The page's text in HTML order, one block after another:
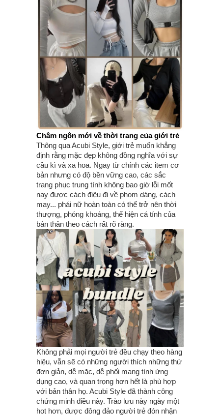
Châm ngôn mới về thời trang của giới trẻ
Thông qua Acubi Style, giới trẻ muốn khẳng
định rằng mặc đẹp không đồng nghĩa với sự
cầu kì và xa hoa. Ngay từ chính các item cơ
bản nhưng có độ bền vững cao, các sắc
trang phục trung tính không bao giờ lỗi mốt
nay được cách điệu đi về phom dáng, cách
may... phái nữ hoàn toàn có thể trở nên thời
thượng, phóng khoáng, thể hiện cá tính của
bản thân theo cách rất rõ ràng.
Không phải mọi người trẻ đều chạy theo hàng
hiệu, vẫn sẽ có những người thích những thứ
đơn giản, dễ mặc, dễ phối mang tính ứng
dụng cao, và quan trọng hơn hết là phù hợp
với bản thân họ. Acubi Style đã thành công
chứng minh điều này. Trào lưu này ngày một
hot hơn, được đông đảo người trẻ đón nhận